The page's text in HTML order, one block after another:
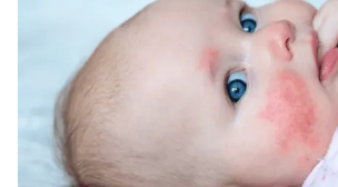
relacje ma rodzaj kontaktu, który